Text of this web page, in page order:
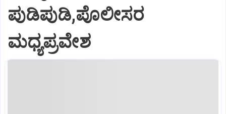
ಪುಡಿಪುಡಿ,ಪೊಲೀಸರ
ಮಧ್ಯಪ್ರವೇಶ